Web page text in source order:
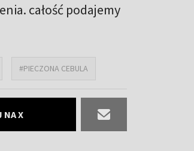
całość podajemy
#PIECZONA CEBULA
NA X